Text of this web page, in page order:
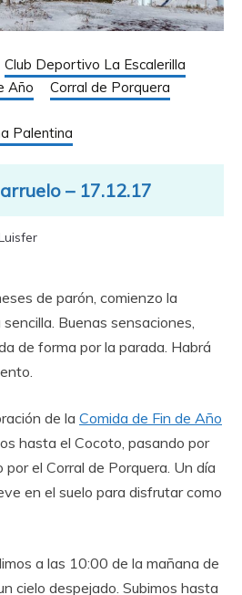
Club Deportivo La Escalerilla
Año
Corral de Porquera
Palentina
– 17.12.17
de parón, comienzo la
Buenas sensaciones,
de forma por la parada. Habrá
de la Comida de Fin de Año
hasta el Cocoto, pasando por
por el Corral de Porquera. Un día
en el suelo para disfrutar como
a las 10:00 de la mañana de
cielo despejado. Subimos hasta